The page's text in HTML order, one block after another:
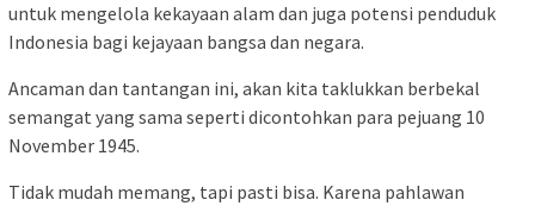
untuk mengelola kekayaan alam dan juga potensi penduduk
Indonesia bagi kejayaan bangsa dan negara.
Ancaman dan tantangan ini, akan kita taklukkan berbekal
semangat yang sama seperti dicontohkan para pejuang 10
November 1945.
Tidak mudah memang, tapi pasti bisa. Karena pahlawan